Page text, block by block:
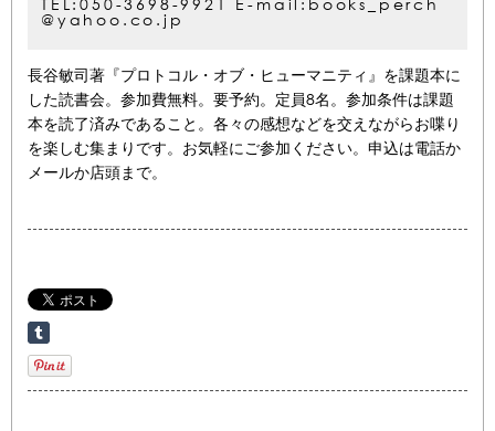
@yahoo.co.jp
長谷敏司著『プロトコル・オブ・ヒューマニティ』を課題本に
した読書会。参加費無料。要予約。定員8名。参加条件は課題
本を読了済みであること。各々の感想などを交えながらお喋り
を楽しむ集まりです。お気軽にご参加ください。申込は電話か
メールか店頭まで。